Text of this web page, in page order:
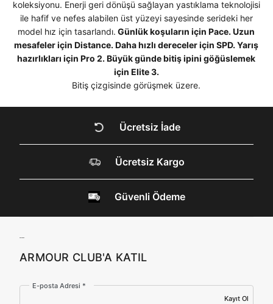
DOĞRU UNDER
ARMOUR SİTESİNDE
MİSİNİZ?
Hangi bölgede alışveriş yapmak istersin?
Birleşik Krallık
Kapat
koleksiyonu. Enerji geri dönüşü sağlayan yastıklama teknolojisi
ile hafif ve nefes alabilen üst yüzeyi sayesinde serideki her
model hız için tasarlandı. Günlük koşuların için Pace. Uzun
mesafeler için Distance. Daha hızlı dereceler için SPD. Yarış
hazırlıkları için Pro 2. Büyük günde bitiş ipini göğüslemek
için Elite 3.
Bitiş çizgisinde görüşmek üzere.
Ücretsiz İade
Ücretsiz Kargo
Güvenli Ödeme
ARMOUR CLUB'A KATIL
E-posta Adresi *
Kayıt Ol
Kimlik, iletişim ve müşteri işlem verilerimin alınan
internet sitesi altyapı hizmetlerinin sunucularının yurt
dışında bulunması sebebiyle yurt dışında mukim
Amazon Inc. ve Google LLC. ile paylaşılmasını kabul
ediyorum.